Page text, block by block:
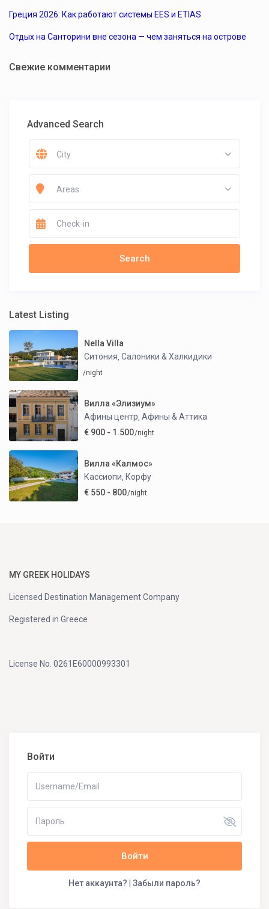
Греция 2026: Как работают системы EES и ETIAS
Отдых на Санторини вне сезона — чем заняться на острове
Свежие комментарии
Advanced Search
City
Areas
Latest Listing
Nella Villa
Ситония ,Салоники & Халкидики
/night
Вилла «Элизиум»
Афины центр ,Афины & Аттика
€ 900 - 1.500/night
Вилла «Калмос»
Кассиопи Корфу
€ 550 - 800/night
MY GREEK HOLIDAYS
Licensed Destination Management Company
Registered in Greece
License No. 0261E60000993301
Войти
Войти
Нет аккаунта? Забыли пароль?